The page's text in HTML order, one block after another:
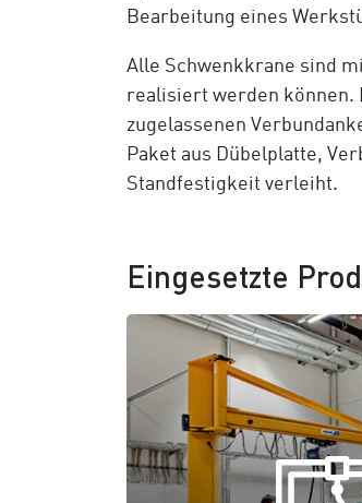
Bearbeitung eines
Alle Schwenkkrane sind
realisiert werden können.
zugelassenen
Paket aus Dübelplatte,
Standfestigkeit verleiht.
Eingesetzte